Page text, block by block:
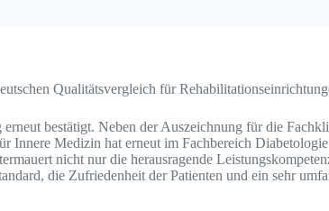
Qualitätsvergleich für
bestätigt. Neben der Auszeichnung für die
Medizin hat erneut im Fachbereich
nicht nur die herausragende
die Zufriedenheit der Patienten und ein sehr